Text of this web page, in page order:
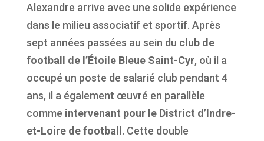
Alexandre arrive avec une solide expérience
dans le milieu associatif et sportif. Après
sept années passées au sein du club de
football de l’Étoile Bleue Saint-Cyr, où il a
occupé un poste de salarié club pendant 4
ans, il a également œuvré en parallèle
comme intervenant pour le District d’Indre-
et-Loire de football . Cette double